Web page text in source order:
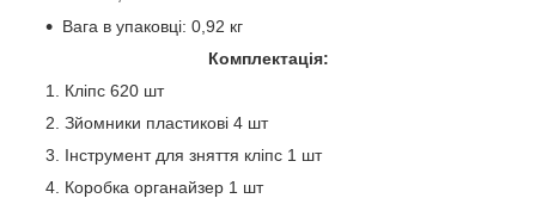
Вага в упаковці: 0,92 кг
Комплектація:
Кліпс 620 шт
Зйомники пластикові 4 шт
Інструмент для зняття кліпс 1 шт
Коробка органайзер 1 шт